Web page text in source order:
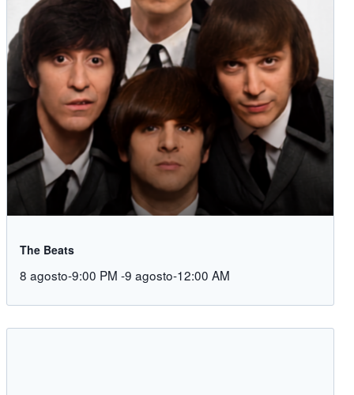
The Beats
8 agosto-9:00 PM -9 agosto-12:00 AM